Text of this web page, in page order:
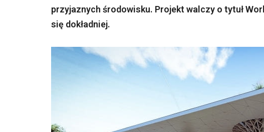
przyjaznych środowisku. Projekt walczy o tytuł
się dokładniej.